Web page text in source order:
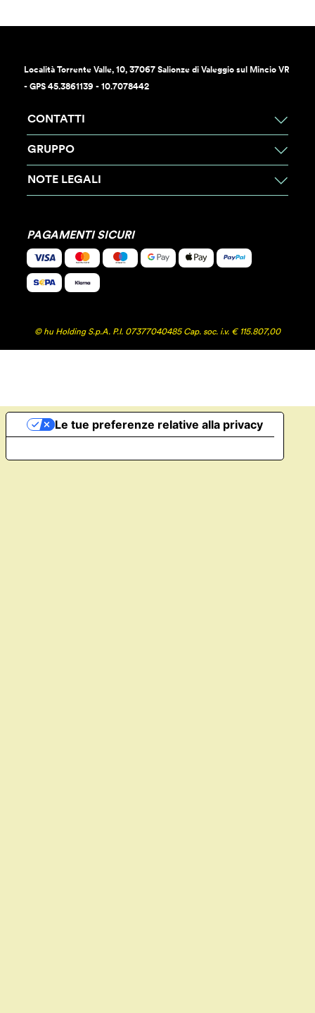
Località Torrente Valle, 10, 37067 Salionze di Valeggio sul Mincio VR
- GPS 45.3861139 - 10.7078442
CONTATTI
GRUPPO
NOTE LEGALI
PAGAMENTI SICURI
© hu Holding S.p.A. P.I. 07377040485 Cap. soc. i.v. € 115.807,00
Le tue preferenze relative alla privacy